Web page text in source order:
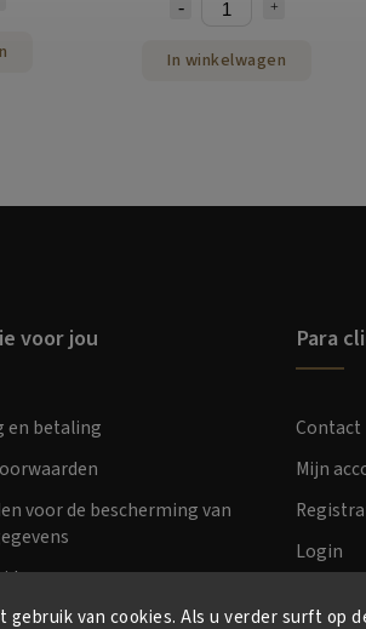
gebruik van cookies. Als u verder surft op
In winkelwagen
voor jou
en betaling
voor de bescherming van
Para
Contact
Mijn
Login